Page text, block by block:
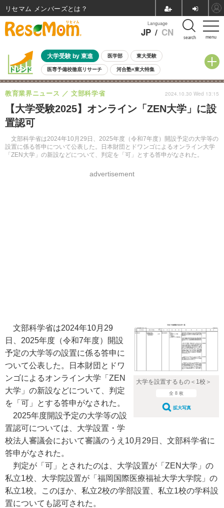
menu
Language
JP / CN search
大学受験 by 東進 医学部 東大受験
医専予備校徹底リサーチ 河合塾×東大特集
親子で考える大学選び 高校受験 中学受験 小学校受験
共通テスト 夏休み 8月開催学校説明会・相談会
8月開催イベント・WS 全国公立高校 過去問 人気記事
自由研究教材（小学生向け）
【大学受験2025】オンライン「ZEN大学」に設
置認可
文部科学省は2024年10月29日、2025年度（令和7年度）開設予定の大学等の
設置に係る答申について公表した。日本財団とドワンゴによるオンライン大学
「ZEN大学」の新設などについて、判定を「可」とする答申がなされた。
教育業界ニュース 文部科学省
advertisement
2024.10.30 Wed 13:15
大学を設置するもの＜1校＞
全 8 枚
拡大写真
文部科学省は2024年10月29
日、2025年度（令和7年度）開設
予定の大学等の設置に係る答申に
ついて公表した。日本財団とドワ
ンゴによるオンライン大学「ZEN
大学」の新設などについて、判定
を「可」とする答申がなされた。
2025年度開設予定の大学等の設
置認可については、大学設置・学
校法人審議会において審議のうえ10月29日、文部科学省に
答申がなされた。
判定が「可」とされたのは、大学設置が「ZEN大学」の
私立1校、大学院設置が「福岡国際医療福祉大学大学院」の
私立1校。このほか、私立2校の学部設置、私立1校の学科設
置についても認可された。
リセマム メンバーズ